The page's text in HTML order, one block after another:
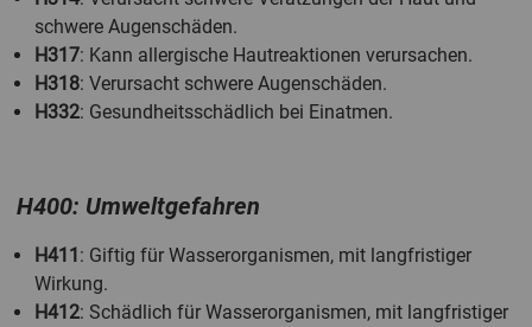
schwere Augenschäden.
H317: Kann allergische Hautreaktionen verursachen.
H318: Verursacht schwere Augenschäden.
H332: Gesundheitsschädlich bei Einatmen.
H400: Umweltgefahren
H411 : Giftig für Wasserorganismen, mit langfristiger
Wirkung.
H412: Schädlich für Wasserorganismen, mit langfristiger